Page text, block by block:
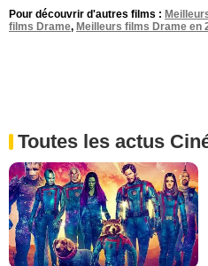
Pour découvrir d'autres films :
films Drame, Meilleurs films Drame en
Toutes les actus